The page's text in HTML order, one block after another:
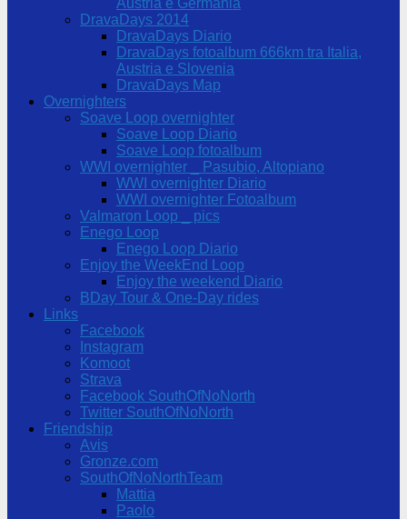
Austria e Germania
DravaDays 2014
DravaDays Diario
DravaDays fotoalbum 666km tra Italia,
Austria e Slovenia
DravaDays Map
Overnighters
Soave Loop overnighter
Soave Loop Diario
Soave Loop fotoalbum
WWI overnighter _ Pasubio, Altopiano
WWI overnighter Diario
WWI overnighter Fotoalbum
Valmaron Loop _ pics
Enego Loop
Enego Loop Diario
Enjoy the WeekEnd Loop
Enjoy the weekend Diario
BDay Tour & One-Day rides
Links
Facebook
Instagram
Komoot
Strava
Facebook SouthOfNoNorth
Twitter SouthOfNoNorth
Friendship
Avis
Gronze.com
SouthOfNoNorthTeam
Mattia
Paolo